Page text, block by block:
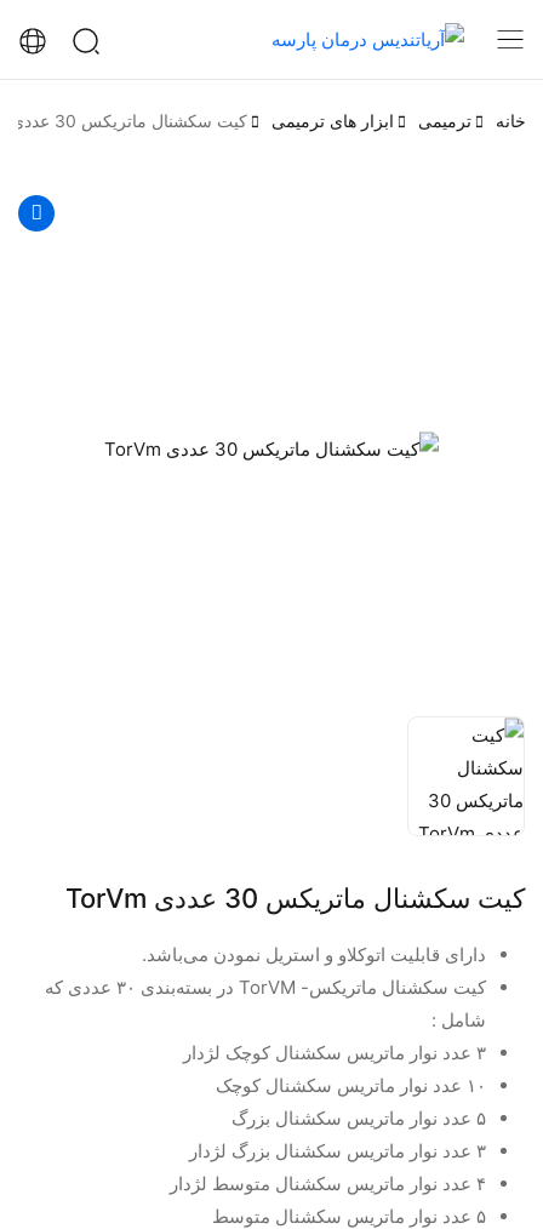
خانه ترمیمی ابزار های ترمیمی کیت سكشنال ماتريكس 30 عددی TorVm
کیت سكشنال ماتريكس 30 عددی TorVm
دارای قابلیت اتوکلاو و استریل نمودن می‌باشد.
کیت سکشنال ماتریکس- TorVM در بسته‌بندی ۳۰ عددی که
شامل :
۳ عدد نوار ماتریس سکشنال کوچک لژدار
۱۰ عدد نوار ماتریس سکشنال کوچک
۵ عدد نوار ماتریس سکشنال بزرگ
۳ عدد نوار ماتریس سکشنال بزرگ لژدار
۴ عدد نوار ماتریس سکشنال متوسط لژدار
۵ عدد نوار ماتریس سکشنال متوسط